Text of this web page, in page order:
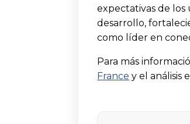
expectativas de los
desarrollo,
como líder en
Para más
France y el análisis